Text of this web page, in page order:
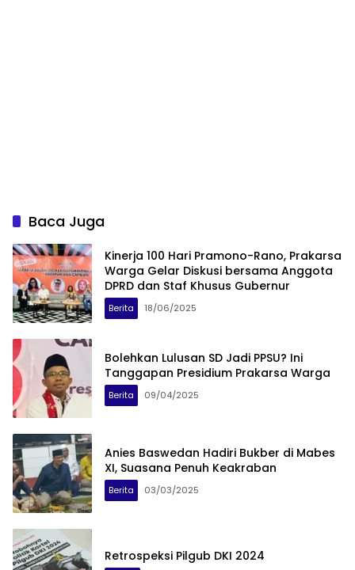
Baca Juga
Kinerja 100 Hari Pramono-Rano, Prakarsa
Warga Gelar Diskusi bersama Anggota
DPRD dan Staf Khusus Gubernur
Berita 18/06/2025
Bolehkan Lulusan SD Jadi PPSU? Ini
Tanggapan Presidium Prakarsa Warga
Berita 09/04/2025
Anies Baswedan Hadiri Bukber di Mabes
XI, Suasana Penuh Keakraban
Berita 03/03/2025
Retrospeksi Pilgub DKI 2024